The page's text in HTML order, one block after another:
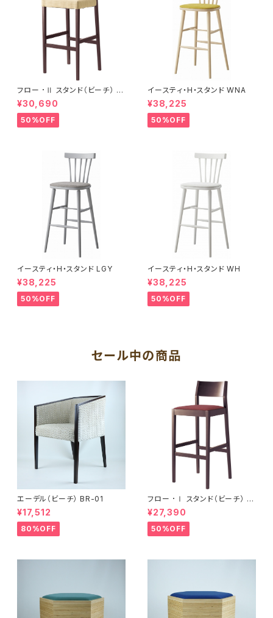
フロー ･Ⅱ スタンド（ビーチ） B
R
¥30,690
50%OFF
イースティ・H・スタンド WNA
¥38,225
50%OFF
イースティ・H・スタンド LGY
¥38,225
50%OFF
イースティ・H・スタンド WH
¥38,225
50%OFF
セール中の商品
エーデル（ビーチ） BR-01
¥17,512
80%OFF
フロー ･Ⅰ スタンド（ビーチ） B
R
¥27,390
50%OFF